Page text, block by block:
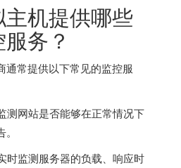
主机提供哪些
务？
通常提供以下常见的监控服
测网站是否能够在正常情况下
时监测服务器的负载、响应时